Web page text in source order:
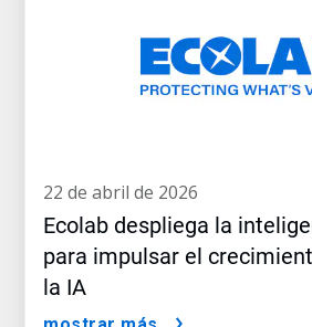
22 de abril de 2026
Ecolab despliega la
para impulsar el
la IA